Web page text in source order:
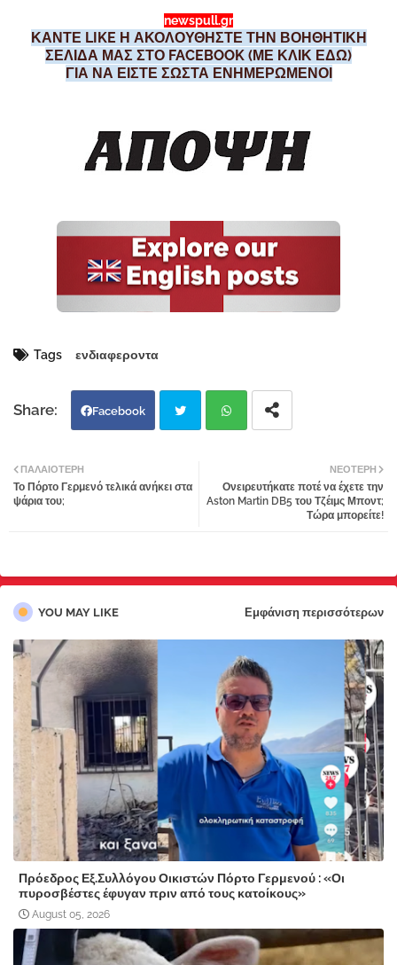
newspull.gr
ΚΑΝΤΕ LIKE Η ΑΚΟΛΟΥΘΗΣΤΕ ΤΗΝ ΒΟΗΘΗΤΙΚΗ
ΣΕΛΙΔΑ ΜΑΣ ΣΤΟ FACEBOOK (ΜΕ ΚΛΙΚ ΕΔΩ)
ΓΙΑ ΝΑ ΕΙΣΤΕ ΣΩΣΤΑ ΕΝΗΜΕΡΩΜΕΝΟΙ
Tags ενδιαφεροντα
Facebook
tter atsa
ΝΕΌΤΕΡΗ
Ονειρευτήκατε ποτέ να έχετε την
Aston Martin DB5 του Τζέιμς Μποντ;
Τώρα μπορείτε!
ΠΑΛΑΙΌΤΕΡΗ
Το Πόρτο Γερμενό τελικά ανήκει στα
ψάρια του;
YOU MAY LIKE Εμφάνιση περισσότερων
Πρόεδρος Εξ.Συλλόγου Οικιστών Πόρτο Γερμενού : «Οι
πυροσβέστες έφυγαν πριν από τους κατοίκους»
August 05, 2026